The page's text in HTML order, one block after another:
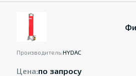
Производитель:HYDAC
Цена:по запросу